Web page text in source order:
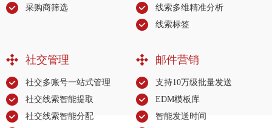
采购商筛选
线索多维精准分析
线索标签
社交管理
社交多账号一站式管理
社交线索智能提取
社交线索智能分配
邮件营销
支持10万级批量发送
EDM模板库
智能发送时间